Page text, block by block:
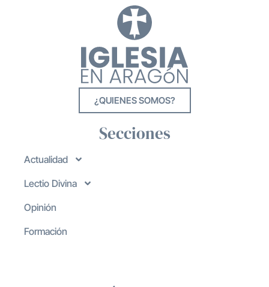
¿QUIENES SOMOS?
Secciones
Actualidad
Lectio Divina
Opinión
Formación